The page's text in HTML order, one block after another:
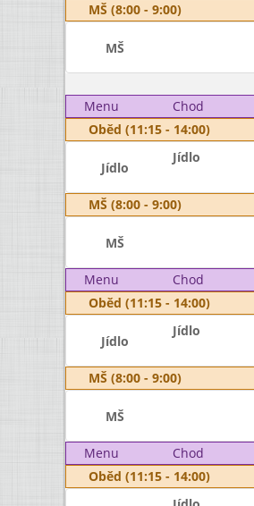
MŠ (8:00 - 9:00)
MŠ
Menu
Chod
Oběd (11:15 - 14:00)
Jídlo
Jídlo
MŠ (8:00 - 9:00)
MŠ
Menu Chod
Oběd (11:15 - 14:00)
Jídlo
Jídlo
MŠ (8:00 - 9:00)
MŠ
Menu Chod
Oběd (11:15 - 14:00)